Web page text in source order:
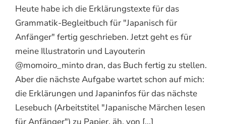
Heute habe ich die Erklärungstexte für das
Grammatik-Begleitbuch für "Japanisch für
Anfänger" fertig geschrieben. Jetzt geht es für
meine Illustratorin und Layouterin
@momoiro_minto dran, das Buch fertig zu stellen.
Aber die nächste Aufgabe wartet schon auf mich:
die Erklärungen und Japaninfos für das nächste
Lesebuch (Arbeitstitel "Japanische Märchen lesen